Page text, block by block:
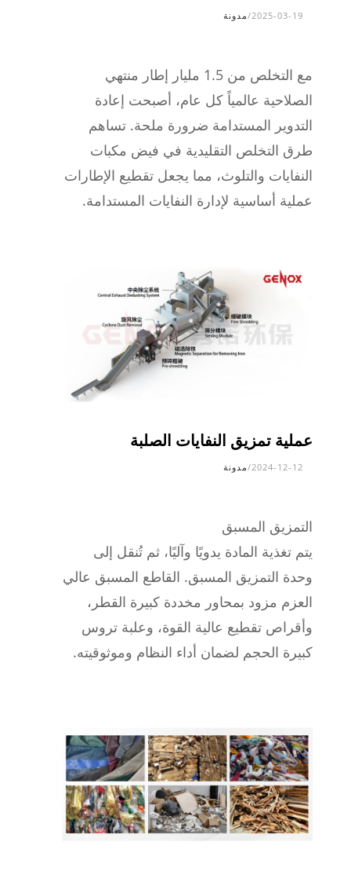
2025-03-19
/مدونة
مع التخلص من 1.5 مليار إطار منتهي
الصلاحية عالمياً كل عام، أصبحت إعادة
التدوير المستدامة ضرورة ملحة. تساهم
طرق التخلص التقليدية في فيض مكبات
النفايات والتلوث، مما يجعل تقطيع الإطارات
عملية أساسية لإدارة النفايات المستدامة.
عملية تمزيق النفايات الصلبة
2024-12-12
/مدونة
التمزيق المسبق
يتم تغذية المادة يدويًا وآليًا، ثم تُنقل إلى
وحدة التمزيق المسبق. القاطع المسبق عالي
العزم مزود بمحاور مخددة كبيرة القطر،
وأقراص تقطيع عالية القوة، وعلبة تروس
كبيرة الحجم لضمان أداء النظام وموثوقيته.